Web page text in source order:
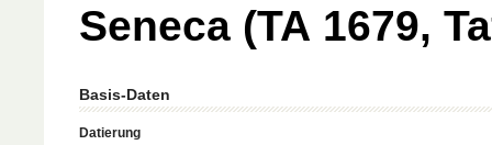
Seneca (TA 1679,
Basis-Daten
Datierung